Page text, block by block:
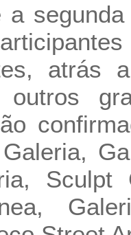
a
atrás
Sculpt